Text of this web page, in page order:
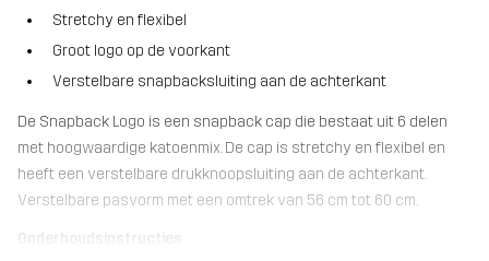
Stretchy en flexibel
Groot logo op de voorkant
Verstelbare snapbacksluiting aan de achterkant
De Snapback Logo is een snapback cap die bestaat uit 6 delen
met hoogwaardige katoenmix. De cap is stretchy en flexibel en
heeft een verstelbare drukknoopsluiting aan de achterkant.
Verstelbare pasvorm met een omtrek van 56 cm tot 60 cm.
Onderhoudsinstructies